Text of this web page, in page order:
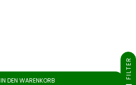
IN DEN WARENKORB FILTER